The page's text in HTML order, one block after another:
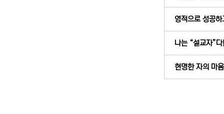
영적으로 성공
나는 “설교자”
현명한 자의 마